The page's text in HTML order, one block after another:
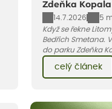
Zdeňka
14.7.2026
5
Když se řekne
Bedřich Smetana.
do parku Zdeňka
nim pár řádků o
celý článek